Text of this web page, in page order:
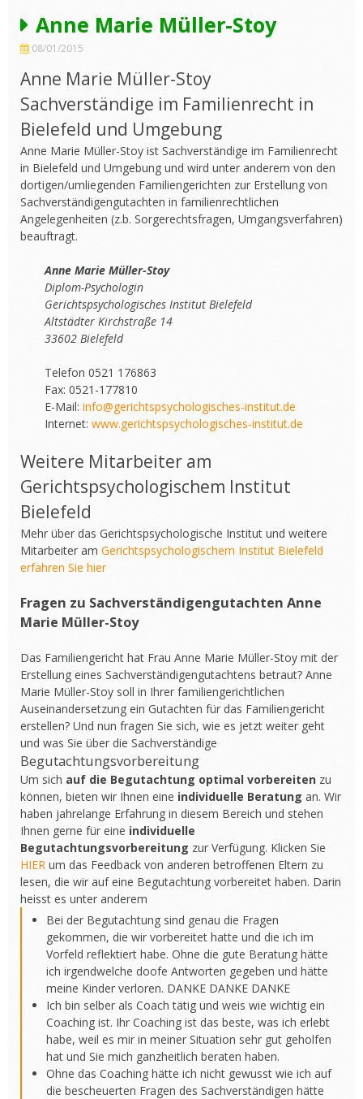
Anne Marie Müller-Stoy
08/01/2015
Anne Marie Müller-Stoy
Sachverständige im Familienrecht in
Bielefeld und Umgebung
Anne Marie Müller-Stoy ist Sachverständige im Familienrecht
in Bielefeld und Umgebung und wird unter anderem von den
dortigen/umliegenden Familiengerichten zur Erstellung von
Sachverständigengutachten in familienrechtlichen
Angelegenheiten (z.b. Sorgerechtsfragen, Umgangsverfahren)
beauftragt.
Anne Marie Müller-Stoy
Diplom-Psychologin
Gerichtspsychologisches Institut Bielefeld
Altstädter Kirchstraße 14
33602 Bielefeld
Telefon 0521 176863
Fax: 0521-177810
E-Mail: info@gerichtspsychologisches-institut.de
Internet: www.gerichtspsychologisches-institut.de
Weitere Mitarbeiter am
Gerichtspsychologischem Institut
Bielefeld
Mehr über das Gerichtspsychologische Institut und weitere
Mitarbeiter am Gerichtspsychologischem Institut Bielefeld
erfahren Sie hier
Fragen zu Sachverständigengutachten Anne
Marie Müller-Stoy
Das Familiengericht hat Frau Anne Marie Müller-Stoy mit der
Erstellung eines Sachverständigengutachtens betraut? Anne
Marie Müller-Stoy soll in Ihrer familiengerichtlichen
Auseinandersetzung ein Gutachten für das Familiengericht
erstellen? Und nun fragen Sie sich, wie es jetzt weiter geht
und was Sie über die Sachverständige
Begutachtungsvorbereitung
Um sich auf die Begutachtung optimal vorbereiten zu
können, bieten wir Ihnen eine individuelle Beratung an. Wir
haben jahrelange Erfahrung in diesem Bereich und stehen
Ihnen gerne für eine individuelle
Begutachtungsvorbereitung zur Verfügung. Klicken Sie
HIER um das Feedback von anderen betroffenen Eltern zu
lesen, die wir auf eine Begutachtung vorbereitet haben. Darin
heisst es unter anderem
Bei der Begutachtung sind genau die Fragen
gekommen, die wir vorbereitet hatte und die ich im
Vorfeld reflektiert habe. Ohne die gute Beratung hätte
ich irgendwelche doofe Antworten gegeben und hätte
meine Kinder verloren. DANKE DANKE DANKE
Ich bin selber als Coach tätig und weis wie wichtig ein
Coaching ist. Ihr Coaching ist das beste, was ich erlebt
habe, weil es mir in meiner Situation sehr gut geholfen
hat und Sie mich ganzheitlich beraten haben.
Ohne das Coaching hätte ich nicht gewusst wie ich auf
die bescheuerten Fragen des Sachverständigen hätte